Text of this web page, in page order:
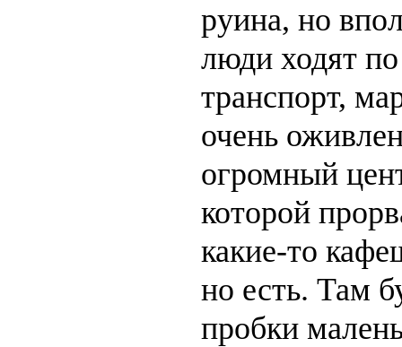
руина, но
люди ходят
транспорт,
очень
огромный
которой
какие-то
но есть. Там
пробки